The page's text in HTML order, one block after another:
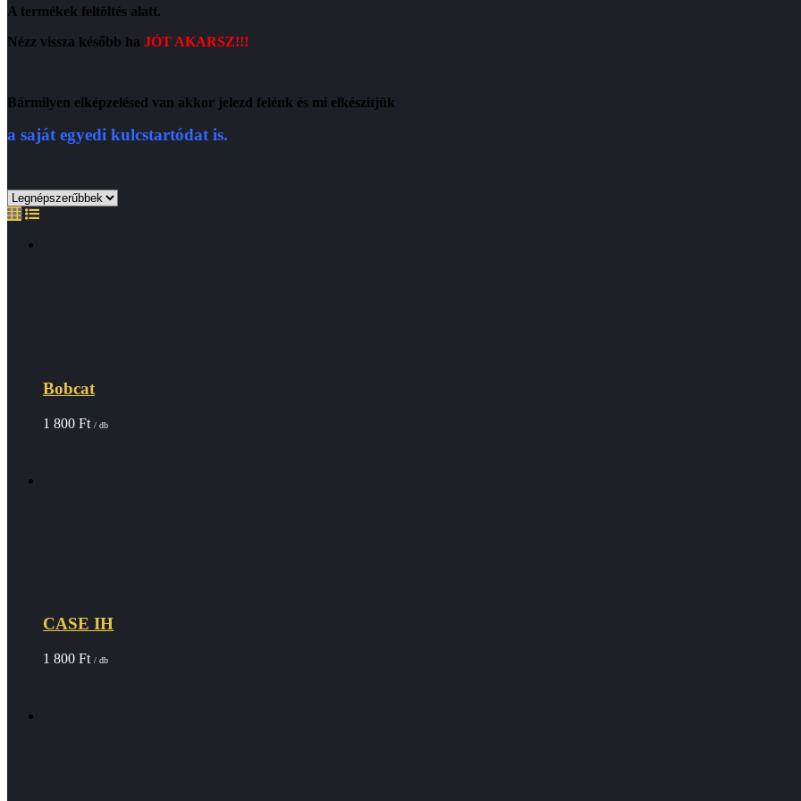
A termékek feltöltés alatt.
Nézz vissza később ha JÓT AKARSZ!!!
Bármilyen elképzelésed van akkor jelezd felénk és mi elkészitjük
a saját egyedi kulcstartódat is.
Bobcat
1 800 Ft / db
CASE IH
1 800 Ft / db